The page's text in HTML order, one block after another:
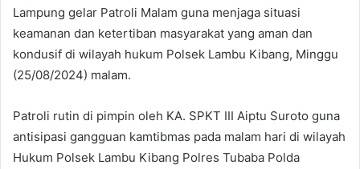
Lampung gelar Patroli Malam guna menjaga situasi
keamanan dan ketertiban masyarakat yang aman dan
kondusif di wilayah hukum Polsek Lambu Kibang, Minggu
(25/08/2024) malam.
Patroli rutin di pimpin oleh KA. SPKT III Aiptu Suroto guna
antisipasi gangguan kamtibmas pada malam hari di wilayah
Hukum Polsek Lambu Kibang Polres Tubaba Polda